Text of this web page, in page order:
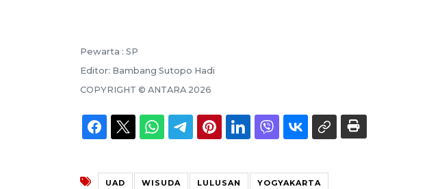
Pewarta : SP
Editor: Bambang Sutopo Hadi
COPYRIGHT © ANTARA 2026
UAD WISUDA LULUSAN YOGYAKARTA